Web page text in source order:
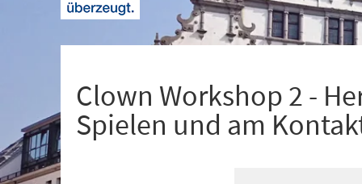
Clown Workshop 2 -
Spielen und am